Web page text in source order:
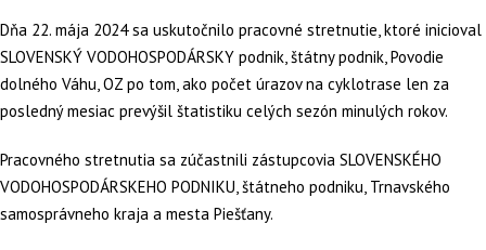
Dňa 22. mája 2024 sa uskutočnilo pracovné stretnutie, ktoré inicioval
SLOVENSKÝ VODOHOSPODÁRSKY podnik, štátny podnik, Povodie
dolného Váhu, OZ po tom, ako počet úrazov na cyklotrase len za
posledný mesiac prevýšil štatistiku celých sezón minulých rokov.
Pracovného stretnutia sa zúčastnili zástupcovia SLOVENSKÉHO
VODOHOSPODÁRSKEHO PODNIKU, štátneho podniku, Trnavského
samosprávneho kraja a mesta Piešťany.